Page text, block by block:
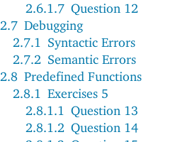
2.6.1.7 Question 12
2.7 Debugging
2.7.1
Syntactic Errors
2.7.2 Semantic Errors
2.8 Predefined Functions
2.8.1 Exercises 5
2.8.1.1 Question 13
2.8.1.2 Question 14